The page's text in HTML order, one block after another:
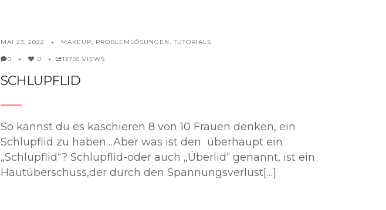
MAI 23, 2022 MAKEUP PROBLEMLÖSUNGEN ,TUTORIALS
0 0 13755 VIEWS
SCHLUPFLID
So kannst du es kaschieren 8 von 10 Frauen denken, ein
Schlupflid zu haben…Aber was ist den überhaupt ein
„Schlupflid“? Schlupflid-oder auch „Überlid“ genannt, ist ein
Hautüberschuss,der durch den Spannungsverlust[…]